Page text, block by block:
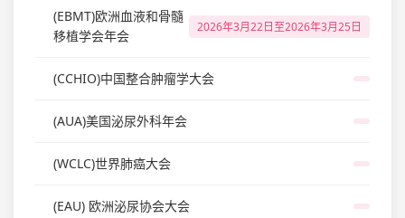
(EBMT)欧洲血液和骨髓
移植学会年会
2026年3月22日至2026年3月25日
(CCHIO)中国整合肿瘤学大会
(AUA)美国泌尿外科年会
(WCLC)世界肺癌大会
(EAU) 欧洲泌尿协会大会